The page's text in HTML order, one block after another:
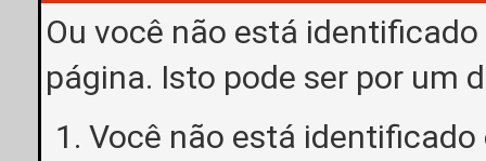
Ou você não está
página. Isto pode ser por um
Você não está